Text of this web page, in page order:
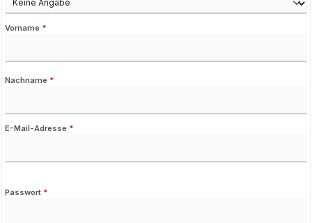
Vorname *
Nachname *
E-Mail-Adresse *
Passwort *